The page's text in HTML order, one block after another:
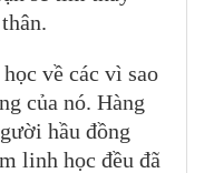
về các vì sao
của nó. Hàng
hầu đồng
linh học đều đã